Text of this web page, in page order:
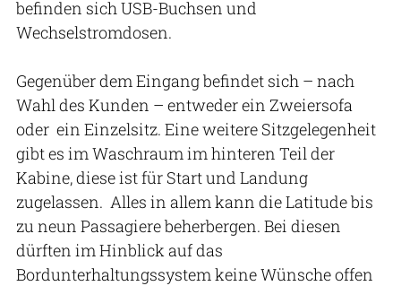
befinden sich USB-Buchsen und
Wechselstromdosen.
Gegenüber dem Eingang befindet sich – nach
Wahl des Kunden – entweder ein Zweiersofa
oder ein Einzelsitz. Eine weitere Sitzgelegenheit
gibt es im Waschraum im hinteren Teil der
Kabine, diese ist für Start und Landung
zugelassen. Alles in allem kann die Latitude bis
zu neun Passagiere beherbergen. Bei diesen
dürften im Hinblick auf das
Bordunterhaltungssystem keine Wünsche offen